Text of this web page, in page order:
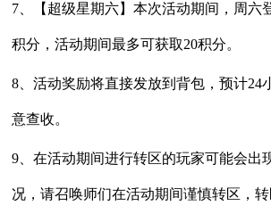
7、【超级星期六】本次活动期间，周六
积分，活动期间最多可获取20积分。
8、活动奖励将直接发放到背包，预计24
意查收。
9、在活动期间进行转区的玩家可能会出
况，请召唤师们在活动期间谨慎转区，